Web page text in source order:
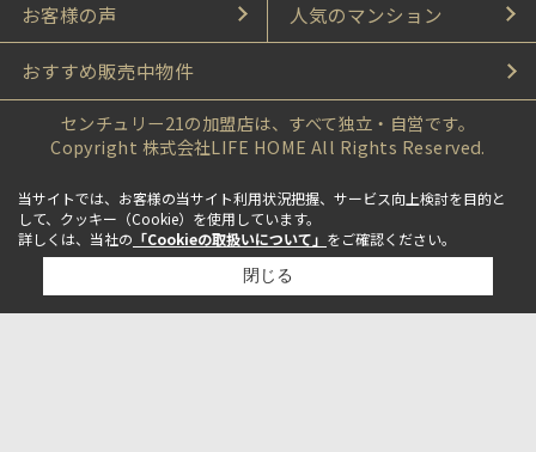
お客様の声 人気のマンション
おすすめ販売中物件
センチュリー21の加盟店は、すべて独立・自営です。
Copyright 株式会社LIFE HOME All Rights Reserved.
当サイトでは、お客様の当サイト利用状況把握、サービス向上検討を目的と
して、クッキー（Cookie）を使用しています。
詳しくは、当社の 「Cookieの取扱いについて」 をご確認ください。
閉じる